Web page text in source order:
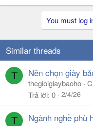
You must log
Similar threads
T Nên chọn giày
thegioigiaybaoho
Trả lời 0 2/4/26
T Ngành nghề phù